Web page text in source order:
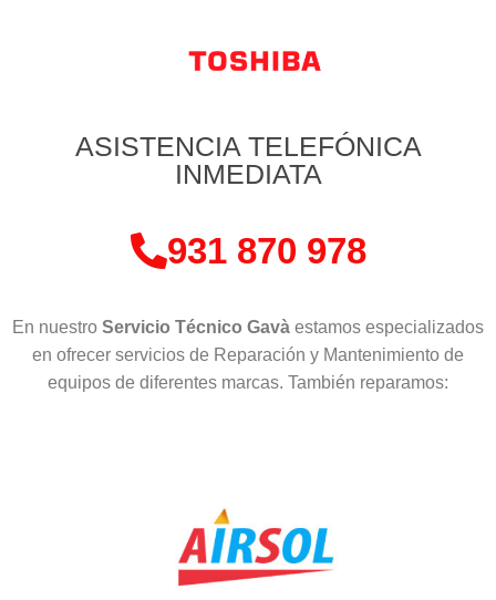
ASISTENCIA TELEFÓNICA
INMEDIATA
931 870 978
En nuestro Servicio Técnico Gavà estamos especializados
en ofrecer servicios de Reparación y Mantenimiento de
equipos de diferentes marcas. También reparamos: